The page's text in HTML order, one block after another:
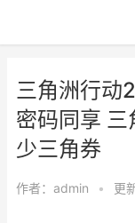
三角洲行动
密码同享
少三角券
作者： admin • 更